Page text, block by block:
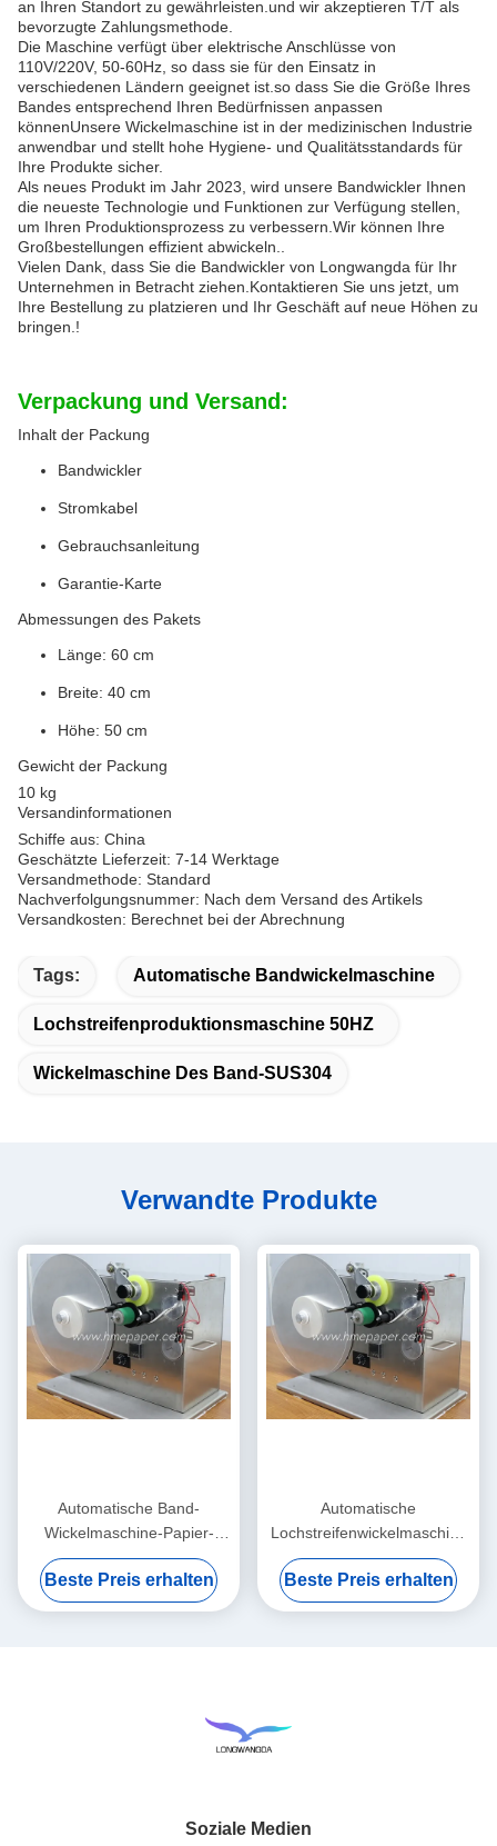
an Ihren Standort zu gewährleisten.und wir akzeptieren T/T als
bevorzugte Zahlungsmethode.
Die Maschine verfügt über elektrische Anschlüsse von
110V/220V, 50-60Hz, so dass sie für den Einsatz in
verschiedenen Ländern geeignet ist.so dass Sie die Größe Ihres
Bandes entsprechend Ihren Bedürfnissen anpassen
könnenUnsere Wickelmaschine ist in der medizinischen Industrie
anwendbar und stellt hohe Hygiene- und Qualitätsstandards für
Ihre Produkte sicher.
Als neues Produkt im Jahr 2023, wird unsere Bandwickler Ihnen
die neueste Technologie und Funktionen zur Verfügung stellen,
um Ihren Produktionsprozess zu verbessern.Wir können Ihre
Großbestellungen effizient abwickeln..
Vielen Dank, dass Sie die Bandwickler von Longwangda für Ihr
Unternehmen in Betracht ziehen.Kontaktieren Sie uns jetzt, um
Ihre Bestellung zu platzieren und Ihr Geschäft auf neue Höhen zu
bringen.!
Verpackung und Versand:
Inhalt der Packung
Bandwickler
Stromkabel
Gebrauchsanleitung
Garantie-Karte
Abmessungen des Pakets
Länge: 60 cm
Breite: 40 cm
Höhe: 50 cm
Gewicht der Packung
10 kg
Versandinformationen
Schiffe aus: China
Geschätzte Lieferzeit: 7-14 Werktage
Versandmethode: Standard
Nachverfolgungsnummer: Nach dem Versand des Artikels
Versandkosten: Berechnet bei der Abrechnung
Tags: Automatische Bandwickelmaschine
Lochstreifenproduktionsmaschine 50HZ
Wickelmaschine Des Band-SUS304
Verwandte Produkte
Automatische Band-
Wickelmaschine-Papier-
Rollenwickelmaschine
Beste Preis erhalten
Automatische
Lochstreifenwickelmaschine
80cm x 45cm x 55cm
Beste Preis erhalten
Soziale Medien